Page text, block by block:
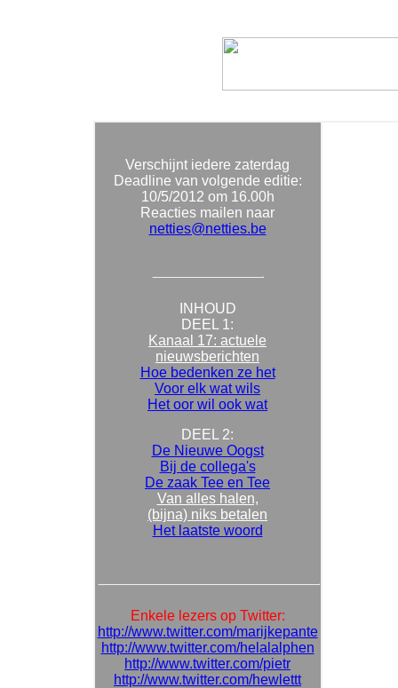
Verschijnt iedere zaterdag
Deadline van volgende editie:
10/5/2012 om 16.00h
Reacties mailen naar
netties@netties.be
INHOUD
DEEL 1:
Kanaal 17: actuele
nieuwsberichten
Hoe bedenken ze het
Voor elk wat wils
Het oor wil ook wat
DEEL 2:
De Nieuwe Oogst
Bij de collega's
De zaak Tee en Tee
Van alles halen,
(bijna) niks betalen
Het laatste woord
Enkele lezers op Twitter:
http://www.twitter.com/marijkepante
http://www.twitter.com/helalalphen
http://www.twitter.com/pietr
http://www.twitter.com/hewlettt